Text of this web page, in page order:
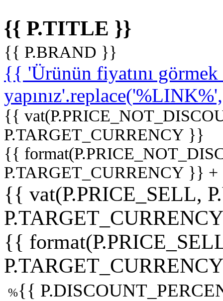
{{ P.TITLE }}
{{ P.BRAND }}
{{ 'Ürünün fiyatını
{{
P.TARGET_CURRENCY }}
{{
P.TARGET_CURRENCY }}
{{ vat(P.PRICE_SELL,
{{
%{{